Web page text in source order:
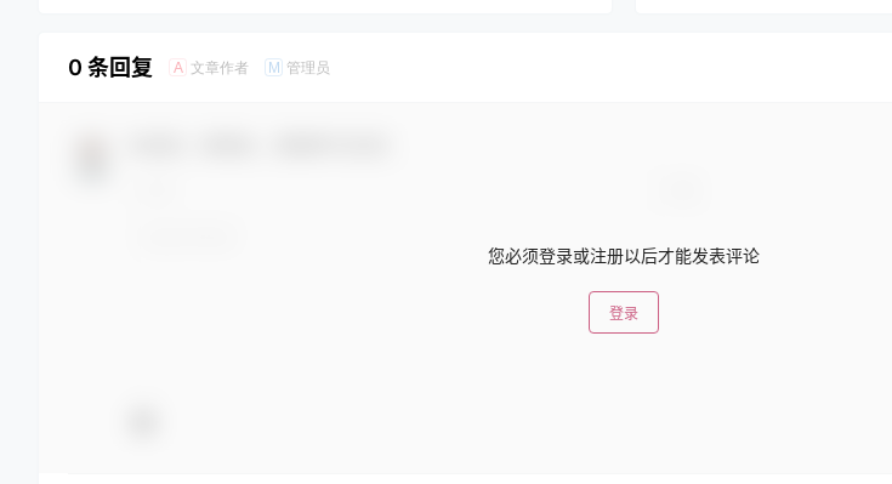
0 条回复 A 文章作者 M 管理员
您必须登录或注册以后才能发表评论
登录